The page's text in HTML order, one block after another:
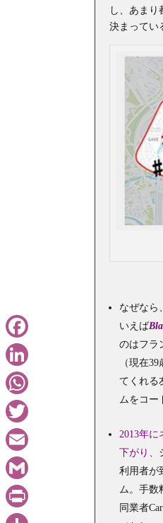
し、あま
決まってい
なぜなら
いえば
のはフラ
（現在
てくれる
ムをコー
2013年
下がり、
利用者が
ム。手
同業者
Facebook
LinkedIn
WhatsApp
Twitter
Email
Gmail
PrintFriendly